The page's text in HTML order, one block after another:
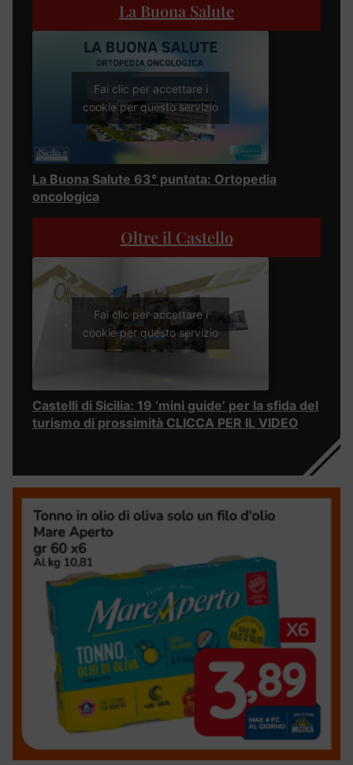
La Buona Salute
Fai clic per accettare i
cookie per questo servizio
La Buona Salute 63° puntata: Ortopedia
oncologica
Oltre il Castello
Fai clic per accettare i
cookie per questo servizio
Castelli di Sicilia: 19 ‘mini guide’ per la sfida del
turismo di prossimità CLICCA PER IL VIDEO